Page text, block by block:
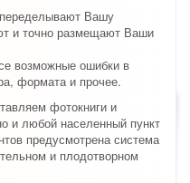
Вашу
и точно размещают Ваши
возможные ошибки в
формата и прочее.
фотокниги и
и любой населенный пункт
предусмотрена система
и плодотворном